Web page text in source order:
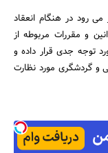
می رود در هنگام انعقاد
و مقررات مربوطه از
توجه جدی قرار داده و
و گردشگری مورد نظارت